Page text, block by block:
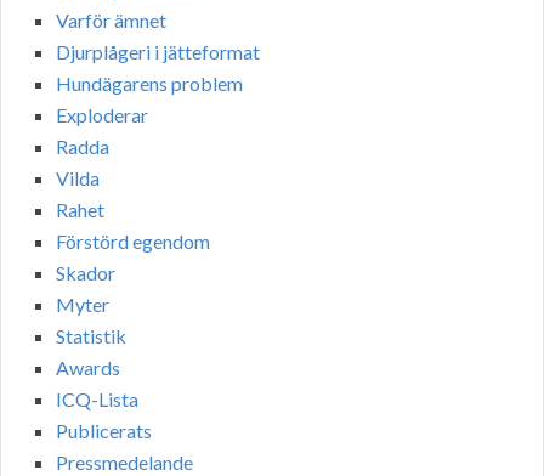
Varför ämnet
Djurplågeri i jätteformat
Hundägarens problem
Exploderar
Radda
Vilda
Rahet
Förstörd egendom
Skador
Myter
Statistik
Awards
ICQ-Lista
Publicerats
Pressmedelande